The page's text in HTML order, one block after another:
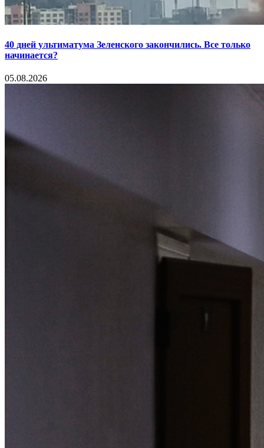
40 дней ультиматума Зеленского закончились. Все только
начинается?
05.08.2026